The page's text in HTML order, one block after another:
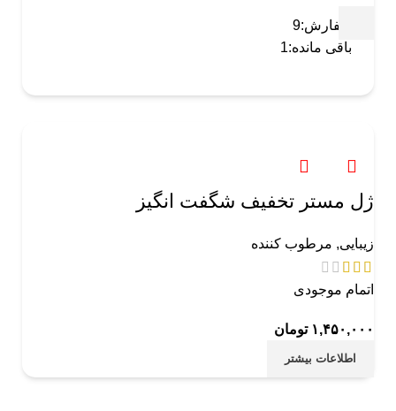
سفارش:9
باقی مانده:1
ژل مستر تخفیف شگفت انگیز
زیبایی, مرطوب کننده
اتمام موجودی
۱,۴۵۰,۰۰۰ تومان
اطلاعات بیشتر